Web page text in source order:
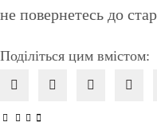
не повернетесь до
Поділіться цим вмістом: